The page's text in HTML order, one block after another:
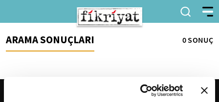
ARAMA SONUÇLARI 0 SONUÇ